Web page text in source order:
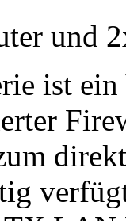
und
ist